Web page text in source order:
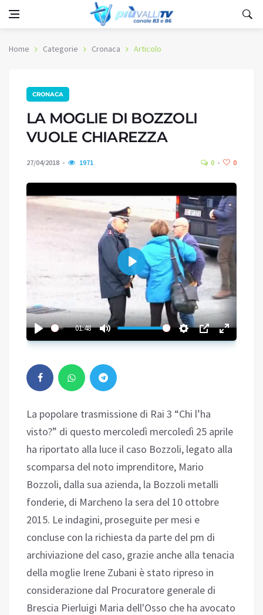
Home Categorie Cronaca Articolo
CRONACA
LA MOGLIE DI BOZZOLI
VUOLE CHIAREZZA
27/04/2018 1971 0 0
01:48
Play
La popolare trasmissione di Rai 3 “Chi l’ha
visto?” di questo mercoledì mercoledì 25 aprile
ha riportato alla luce il caso Bozzoli, legato alla
scomparsa del noto imprenditore, Mario
Bozzoli, dalla sua azienda, la Bozzoli metalli
fonderie, di Marcheno la sera del 10 ottobre
2015. Le indagini, proseguite per mesi e
concluse con la richiesta da parte del pm di
archiviazione del caso, grazie anche alla tenacia
della moglie Irene Zubani è stato ripreso in
considerazione dal Procuratore generale di
Brescia Pierluigi Maria dell'Osso che ha avocato